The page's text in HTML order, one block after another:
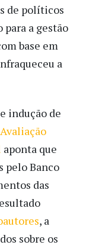
de políticos
a gestão
base em
a
indução de
Avaliação
aponta que
pelo Banco
das
, a
sobre os